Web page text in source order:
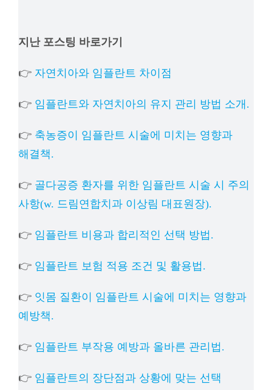
상담예약
지난 포스팅 바로가기
👉 자연치아와 임플란트 차이점
👉 임플란트와 자연치아의 유지 관리 방법 소개.
👉 축농증이 임플란트 시술에 미치는 영향과
해결책.
👉 골다공증 환자를 위한 임플란트 시술 시 주의
사항(w. 드림연합치과 이상림 대표원장).
👉 임플란트 비용과 합리적인 선택 방법.
👉 임플란트 보험 적용 조건 및 활용법.
👉 잇몸 질환이 임플란트 시술에 미치는 영향과
예방책.
👉 임플란트 부작용 예방과 올바른 관리법.
👉 임플란트의 장단점과 상황에 맞는 선택